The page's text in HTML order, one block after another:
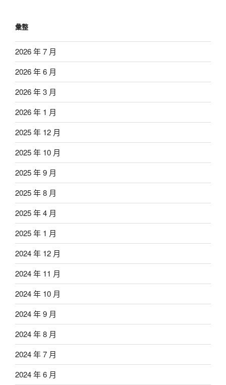
彙整
2026 年 7 月
2026 年 6 月
2026 年 3 月
2026 年 1 月
2025 年 12 月
2025 年 10 月
2025 年 9 月
2025 年 8 月
2025 年 4 月
2025 年 1 月
2024 年 12 月
2024 年 11 月
2024 年 10 月
2024 年 9 月
2024 年 8 月
2024 年 7 月
2024 年 6 月